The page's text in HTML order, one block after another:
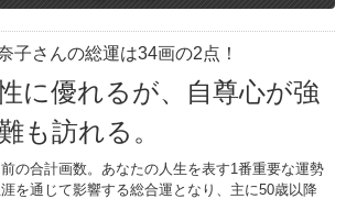
子さんの総運は34画の2点！
に優れるが、自尊心が強
も訪れる。
の合計画数。あなたの人生を表す1番重要な運勢
を通じて影響する総合運となり、主に50歳以降